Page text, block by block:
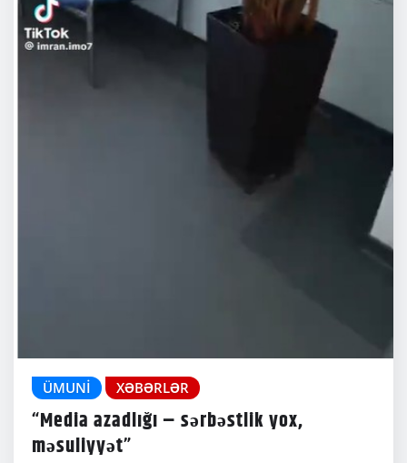
ÜMUNI XƏBƏRLƏR
“Media azadlığı – sərbəstlik yox,
məsuliyyət”